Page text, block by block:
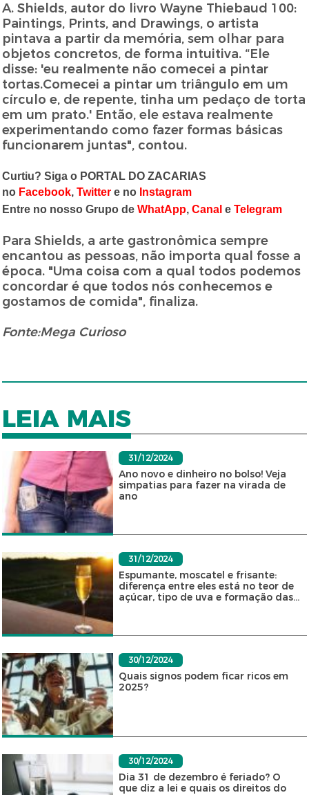
A. Shields, autor do livro Wayne Thiebaud 100:
Paintings, Prints, and Drawings, o artista
pintava a partir da memória, sem olhar para
objetos concretos, de forma intuitiva. “Ele
disse: 'eu realmente não comecei a pintar
tortas.Comecei a pintar um triângulo em um
círculo e, de repente, tinha um pedaço de torta
em um prato.' Então, ele estava realmente
experimentando como fazer formas básicas
funcionarem juntas", contou.
Curtiu? Siga o PORTAL DO ZACARIAS
no Facebook,Twitter e no Instagram
Entre no nosso Grupo deWhatApp,Canal eTelegram
Para Shields, a arte gastronômica sempre
encantou as pessoas, não importa qual fosse a
época. "Uma coisa com a qual todos podemos
concordar é que todos nós conhecemos e
gostamos de comida", finaliza.
Fonte:Mega Curioso
LEIA MAIS
31/12/2024
Ano novo e dinheiro no bolso! Veja
simpatias para fazer na virada de
ano
31/12/2024
Espumante, moscatel e frisante:
diferença entre eles está no teor de
açúcar, tipo de uva e formação das...
30/12/2024
Quais signos podem ficar ricos em
2025?
30/12/2024
Dia 31 de dezembro é feriado? O
que diz a lei e quais os direitos do